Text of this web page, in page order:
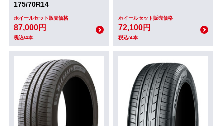
175/70R14
ホイールセット販売価格
87,000円
税込/4本
ホイールセット販売価格
72,100円
税込/4本